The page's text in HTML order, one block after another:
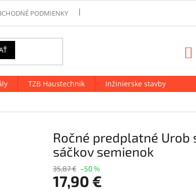
PODMIENKY
TZB Haustechnik
Inžinierske stavby
Ročné predplatné Urob
sáčkov semienok
35,87 € –50 %
17,90 €